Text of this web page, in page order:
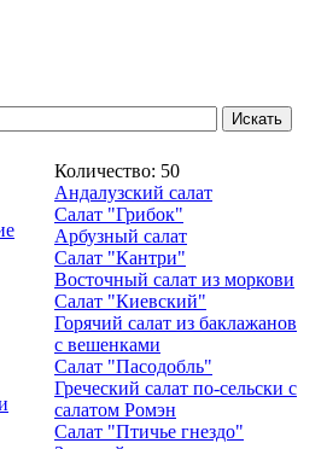
Количество: 50
Андалузский салат
Салат "Грибок"
Арбузный салат
Салат "Кантри"
Восточный салат из моркови
Салат "Киевский"
Горячий салат из баклажанов
с вешенками
Салат "Пасодобль"
Греческий салат по-сельски с
салатом Ромэн
Салат "Птичье гнездо"